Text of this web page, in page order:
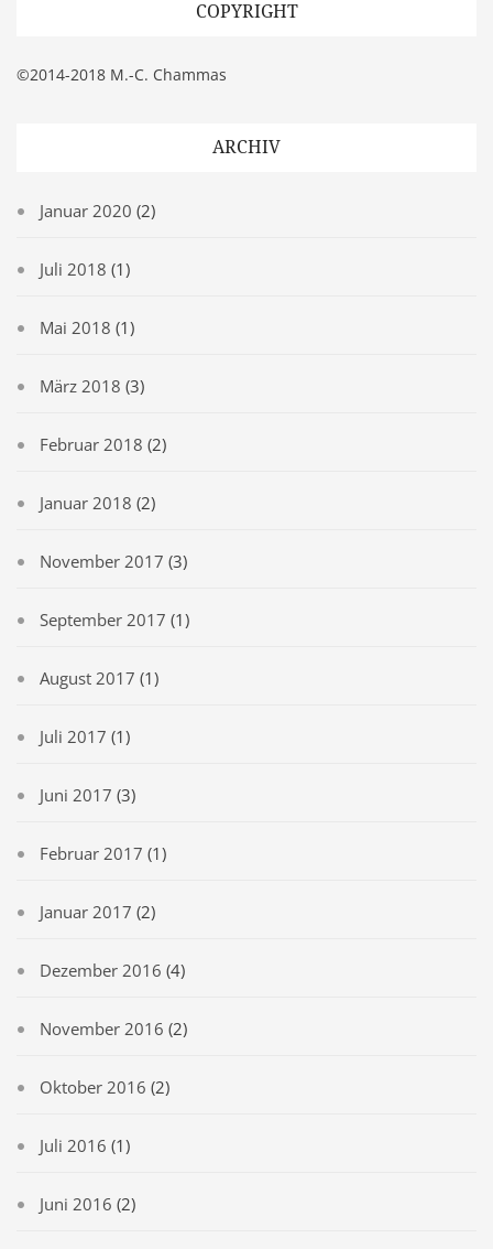
COPYRIGHT
©2014-2018 M.-C. Chammas
ARCHIV
Januar 2020 (2)
Juli 2018 (1)
Mai 2018 (1)
März 2018 (3)
Februar 2018 (2)
Januar 2018 (2)
November 2017 (3)
September 2017 (1)
August 2017 (1)
Juli 2017 (1)
Juni 2017 (3)
Februar 2017 (1)
Januar 2017 (2)
Dezember 2016 (4)
November 2016 (2)
Oktober 2016 (2)
Juli 2016 (1)
Juni 2016 (2)